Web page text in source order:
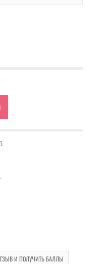
И ПОЛУЧИТЬ БАЛЛЫ